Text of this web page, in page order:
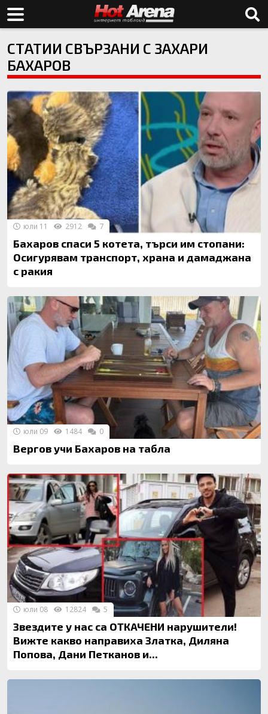
СТАТИИ СВЪРЗАНИ С ЗАХАРИ
БАХАРОВ
Бахаров спаси 5 котета, търси им стопани:
Осигурявам транспорт, храна и дамаджана
с ракия
юли 11 2912 7
Вергов учи Бахаров на табла
юли 09 1484 0
Звездите у нас са ОТКАЧЕНИ нарушители!
Вижте какво направиха Златка, Диляна
Попова, Дани Петканов и...
юли 08 12824 5